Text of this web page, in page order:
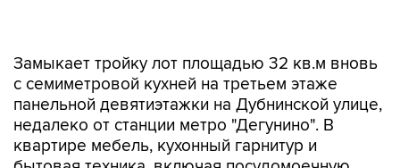
панельной девятиэтажки на Дубнинской улице,
недалеко от станции метро "Дегунино". В
квартире мебель, кухонный гарнитур и
бытовая техника, включая посудомоечную
машину. Стоимость - 42 тысячи рублей в месяц.